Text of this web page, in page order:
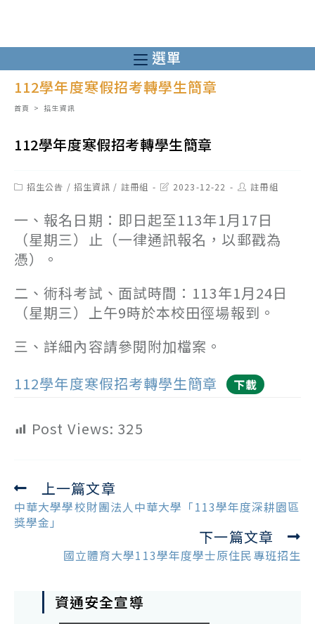
至
主
選單
112學年度寒假招考轉學生簡章
首頁 > 招生資訊
112學年度寒假招考轉學生簡章
Post招生公告 / 招生資訊 / 註冊組
Post2023-12-22
Post註冊組
一、報名日期：即日起至113年1月17日
（星期三）止（一律通訊報名，以郵戳為
憑）。
二、術科考試、面試時間：113年1月24日
（星期三）上午9時於本校田徑場報到。
三、詳細內容請參閱附加檔案。
112學年度寒假招考轉學生簡章
下載
Post Views: 325
Read
more
articles
上一篇文章
中華大學學校財團法人中華大學「113學年度深耕園區
獎學金」
下一篇文章
國立體育大學113學年度學士原住民專班招生
資通安全宣導